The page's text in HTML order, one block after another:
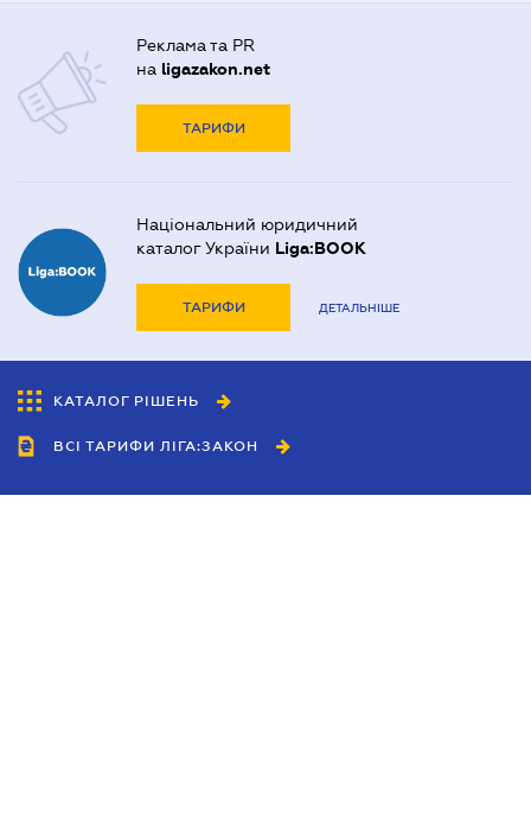
Реклама та PR
на ligazakon.net
ТАРИФИ
Національний юридичний
каталог України Liga:BOOK
ТАРИФИ ДЕТАЛЬНІШЕ
КАТАЛОГ РІШЕНЬ
ВСІ ТАРИФИ ЛІГА:ЗАКОН